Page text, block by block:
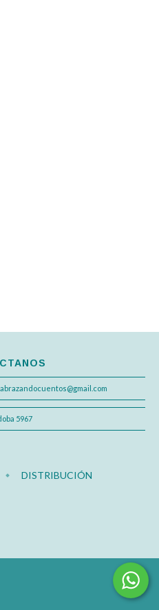
abrazandocuentos@gmail.com
5967
DISTRIBUCIÓN